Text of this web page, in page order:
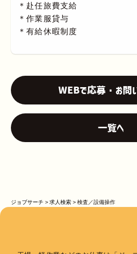
＊赴任旅費支給
＊作業服貸与
＊有給休暇制度
WEBで応募・お問
一覧へ
ジョブサーチ >求人検索 >検査／設備操作